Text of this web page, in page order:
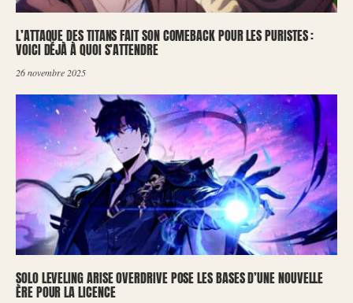
L’ATTAQUE DES TITANS FAIT SON COMEBACK POUR LES PURISTES :
VOICI DÉJÀ À QUOI S’ATTENDRE
26 novembre 2025
SOLO LEVELING ARISE OVERDRIVE POSE LES BASES D’UNE NOUVELLE
ÈRE POUR LA LICENCE